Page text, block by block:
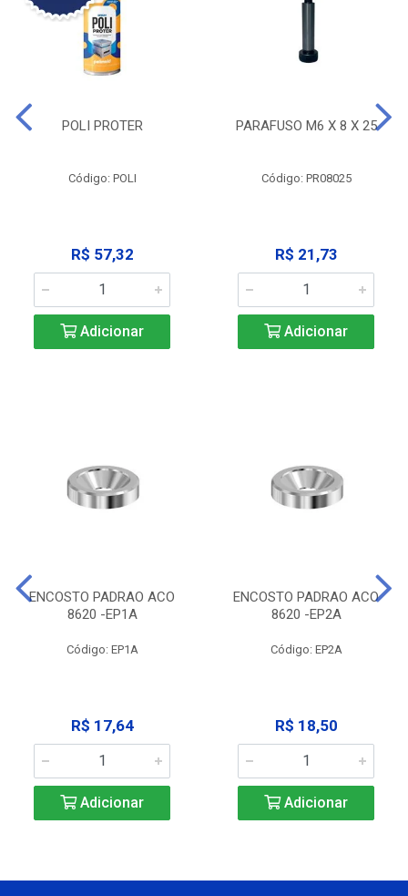
POLI PROTER
Código: POLI
R$ 57,32
Adicionar
PARAFUSO M6 X 8 X 25
Código: PR08025
R$ 21,73
Adicionar
ENCOSTO PADRAO ACO
8620 -EP1A
Código: EP1A
R$ 17,64
Adicionar
ENCOSTO PADRAO ACO
8620 -EP2A
Código: EP2A
R$ 18,50
Adicionar